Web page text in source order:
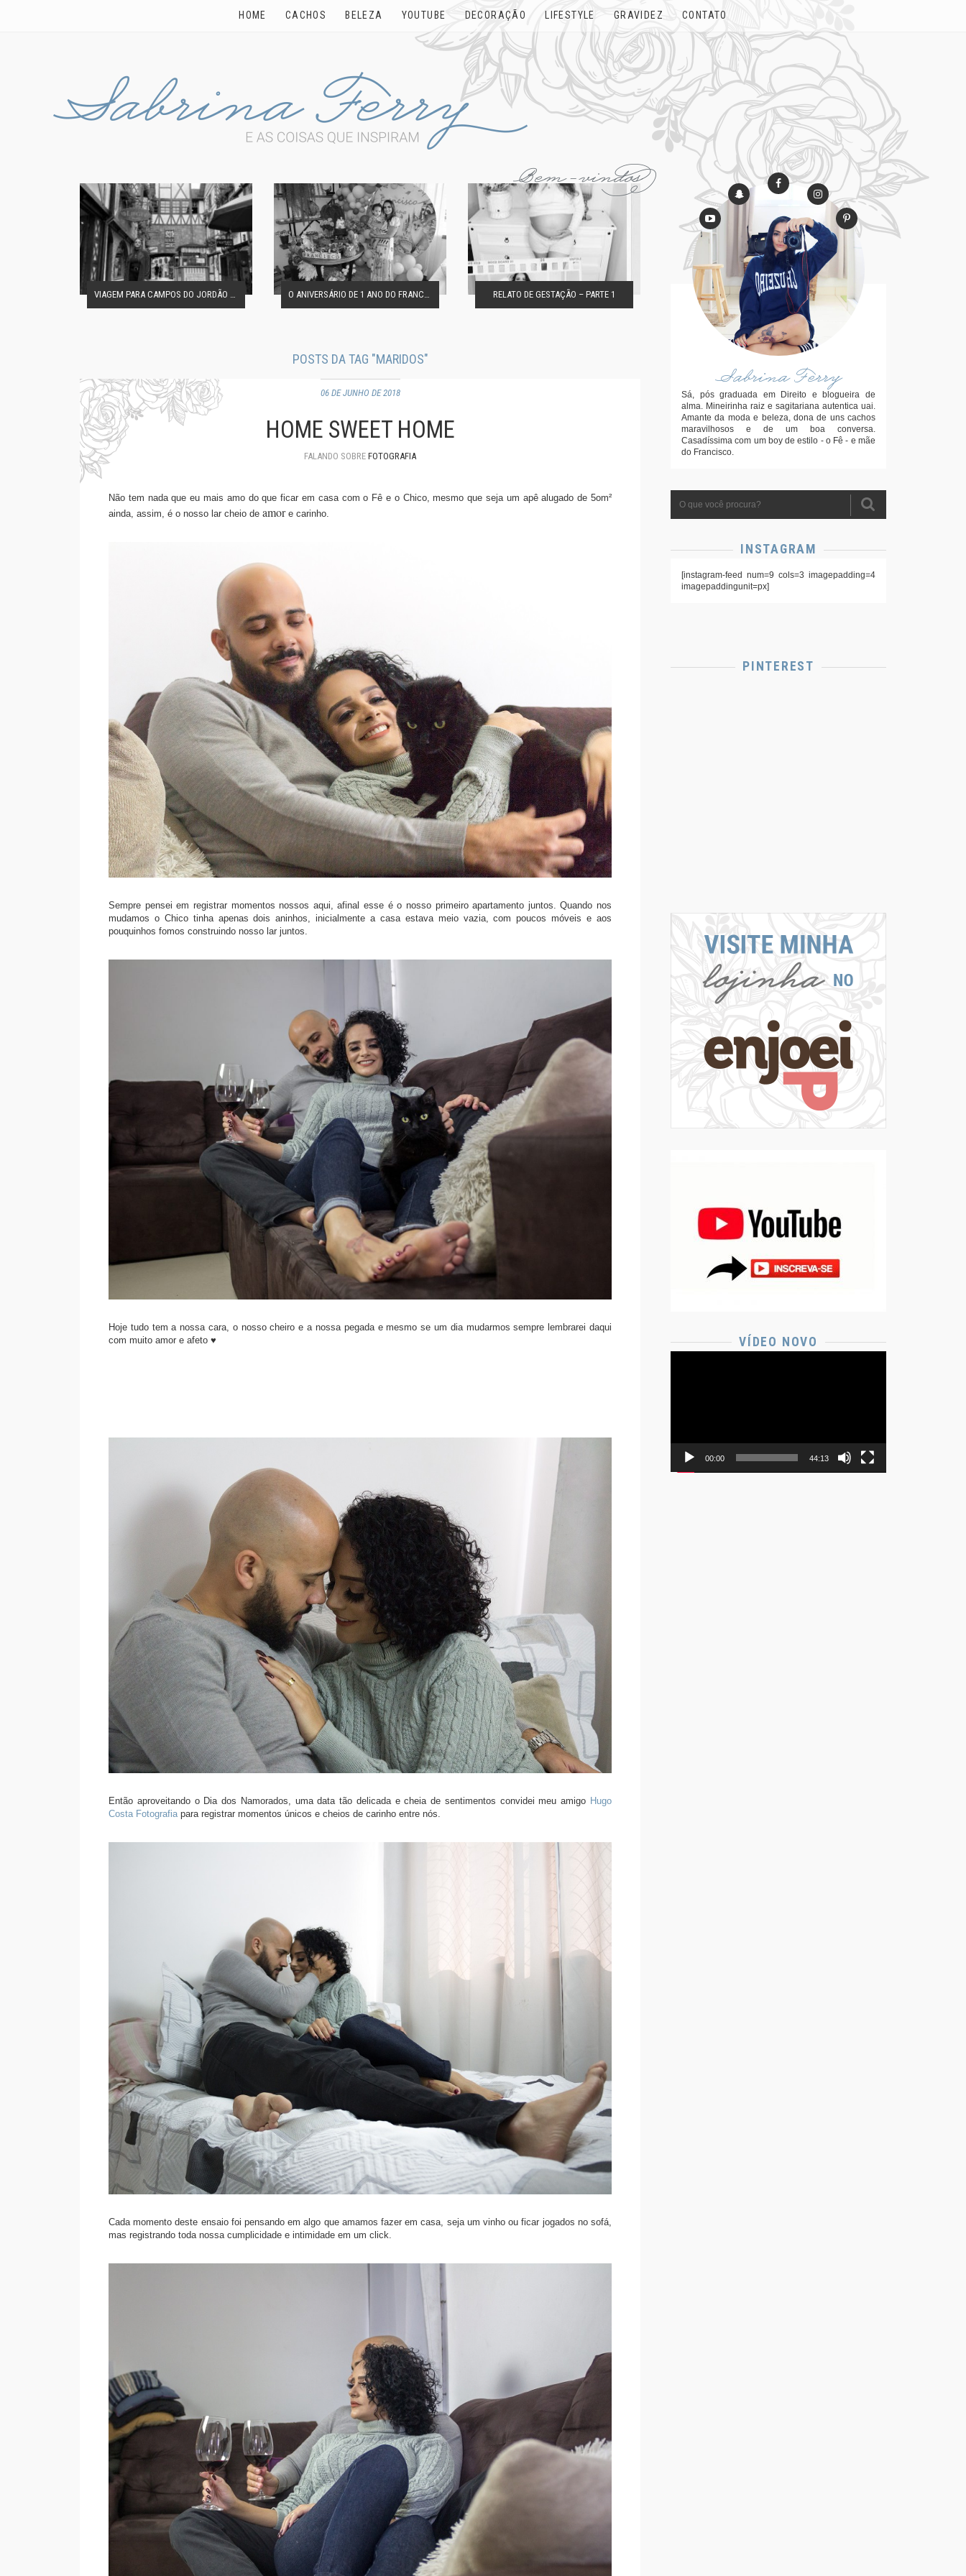
HOME CACHOS BELEZA YOUTUBE DECORAÇÃO LIFESTYLE GRAVIDEZ CONTATO
VIAGEM PARA CAMPOS DO JORDÃO EM FAMÍLIA O ANIVERSÁRIO DE 1 ANO DO FRANCISCO RELATO DE GESTAÇÃO – PARTE 1
POSTS DA TAG "MARIDOS"
06 DE JUNHO DE 2018
HOME SWEET HOME
FALANDO SOBRE FOTOGRAFIA
Não tem nada que eu mais amo do que ficar em casa com o Fê e o Chico, mesmo que seja um apê alugado de 5om²
ainda, assim, é o nosso lar cheio de amore carinho.
Sempre pensei em registrar momentos nossos aqui, afinal esse é o nosso primeiro apartamento juntos. Quando nos
mudamos o Chico tinha apenas dois aninhos, inicialmente a casa estava meio vazia, com poucos móveis e aos
pouquinhos fomos construindo nosso lar juntos.
Hoje tudo tem a nossa cara, o nosso cheiro e a nossa pegada e mesmo se um dia mudarmos sempre lembrarei daqui
com muito amor e afeto ♥
Então aproveitando o Dia dos Namorados, uma data tão delicada e cheia de sentimentos convidei meu amigo Hugo
Costa Fotografiapara registrar momentos únicos e cheios de carinho entre nós.
Cada momento deste ensaio foi pensando em algo que amamos fazer em casa, seja um vinho ou ficar jogados no sofá,
mas registrando toda nossa cumplicidade e intimidade em um click.
Sabrina Ferry
Sá, pós graduada em Direito e blogueira de
alma. Mineirinha raiz e sagitariana autentica uai.
Amante da moda e beleza, dona de uns cachos
maravilhosos e de um boa conversa.
Casadíssima com um boy de estilo - o Fê - e mãe
do Francisco.
INSTAGRAM
[instagram-feed num=9 cols=3 imagepadding=4
imagepaddingunit=px]
PINTEREST
VÍDEO NOVO
00:00 44:13